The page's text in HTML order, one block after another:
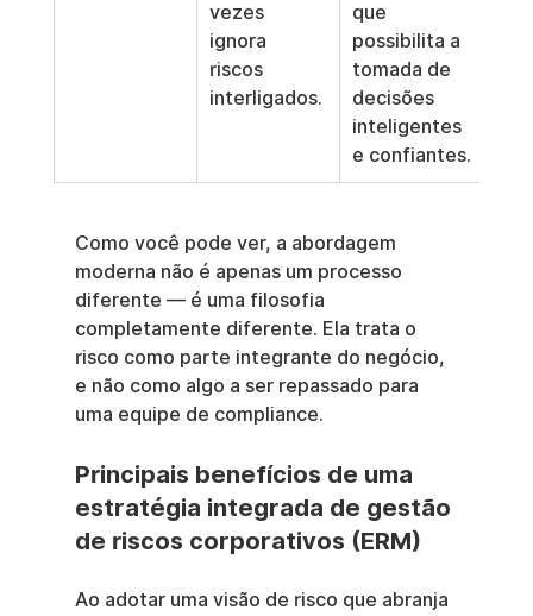
vezes
ignora
riscos
interligados.
que
possibilita a
tomada de
decisões
inteligentes
e confiantes.
Como você pode ver, a abordagem
moderna não é apenas um processo
diferente — é uma filosofia
completamente diferente. Ela trata o
risco como parte integrante do negócio,
e não como algo a ser repassado para
uma equipe de compliance.
Principais benefícios de uma
estratégia integrada de gestão
de riscos corporativos (ERM)
Ao adotar uma visão de risco que abranja